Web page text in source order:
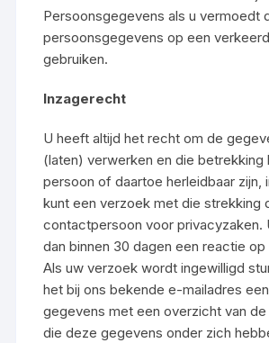
Persoonsgegevens als u vermoedt
persoonsgegevens op een
gebruiken.
Inzagerecht
U heeft altijd het recht om de
(laten) verwerken en die betrekking
persoon of daartoe herleidbaar zijn,
kunt een verzoek met die strekking
contactpersoon voor privacyzaken.
dan binnen 30 dagen een reactie
Als uw verzoek wordt ingewilligd
het bij ons bekende e-mailadres
gegevens met een overzicht van
die deze gegevens onder zich